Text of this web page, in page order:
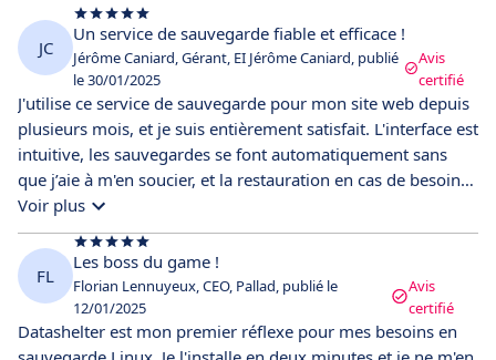
JC
Un service de sauvegarde fiable et efficace !
Jérôme Caniard, Gérant, EI Jérôme Caniard, publié
le 30/01/2025
Avis
certifié
J'utilise ce service de sauvegarde pour mon site web depuis
plusieurs mois, et je suis entièrement satisfait. L'interface est
intuitive, les sauvegardes se font automatiquement sans
que j’aie à m'en soucier, et la restauration en cas de besoin
est rapide et fluide. Le support client est également très
réactif et professionnel, prêt à aider à la moindre question.
C'est une véritable tranquillité d'esprit de savoir que mes
données sont en sécurité. Je recommande vivement ce
service à tous ceux qui recherchent une solution fiable pour
protéger leur site web !
Voir plus
FL
Les boss du game !
Florian Lennuyeux, CEO, Pallad, publié le
12/01/2025
Avis
certifié
Datashelter est mon premier réflexe pour mes besoins en